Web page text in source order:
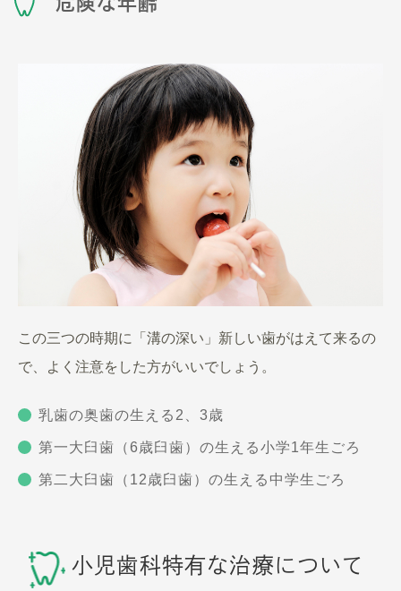
この三つの時期に「溝の深い」新しい歯がはえて来るの
で、よく注意をした方がいいでしょう。
乳歯の奥歯の生える2、3歳
第一大臼歯（6歳臼歯）の生える小学1年生ごろ
第二大臼歯（12歳臼歯）の生える中学生ごろ
小児歯科特有な治療について